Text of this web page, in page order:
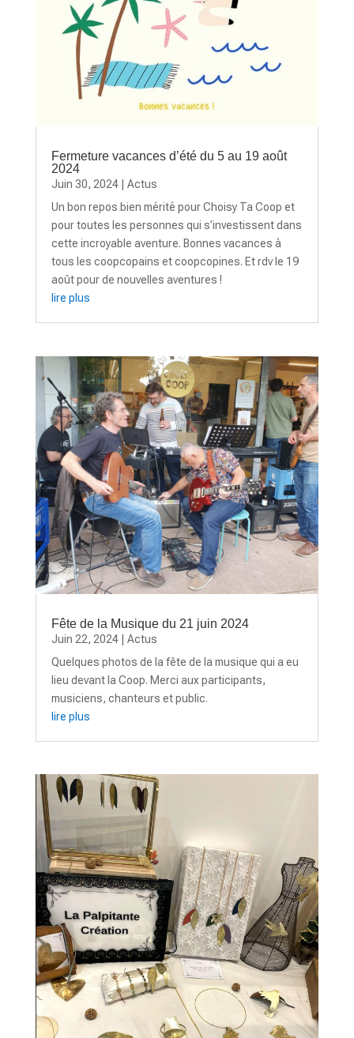
Fermeture vacances d’été du 5 au 19 août
2024
Juin 30, 2024| Actus
Un bon repos bien mérité pour Choisy Ta Coop et
pour toutes les personnes qui s’investissent dans
cette incroyable aventure. Bonnes vacances à
tous les coopcopains et coopcopines. Et rdv le 19
août pour de nouvelles aventures !
lire plus
Fête de la Musique du 21 juin 2024
Juin 22, 2024| Actus
Quelques photos de la fête de la musique qui a eu
lieu devant la Coop. Merci aux participants,
musiciens, chanteurs et public.
lire plus